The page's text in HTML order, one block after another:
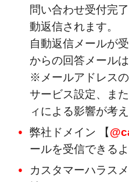
問い合わせ受付完
動返信されます。
自動返信メールが
からの回答メール
※メールアドレス
サービス設定、ま
ィによる影響が考
弊社ドメイン 【
ールを受信できる
カスタマーハラス